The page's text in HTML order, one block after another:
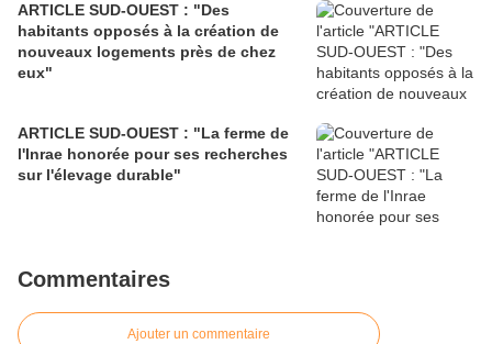
ARTICLE SUD-OUEST : "Des
habitants opposés à la création de
nouveaux logements près de chez
eux"
ARTICLE SUD-OUEST : "La ferme de
l'Inrae honorée pour ses recherches
sur l'élevage durable"
Commentaires
Ajouter un commentaire